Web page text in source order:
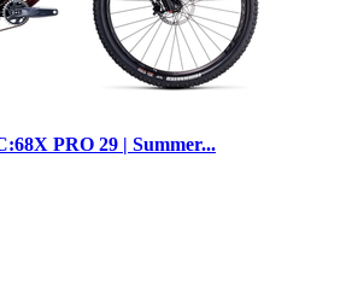
PRO 29 | Summer...